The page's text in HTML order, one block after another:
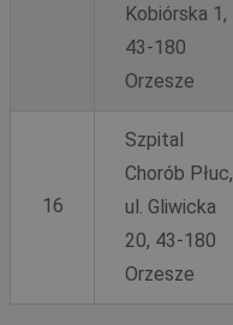
Kobiórska 1,
43-180
Orzesze
16
Szpital
Chorób Płuc,
ul. Gliwicka
20, 43-180
Orzesze